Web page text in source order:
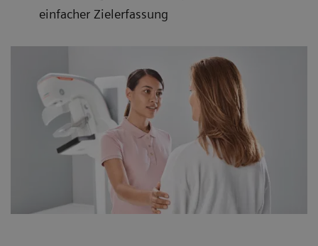
einfacher Zielerfassung